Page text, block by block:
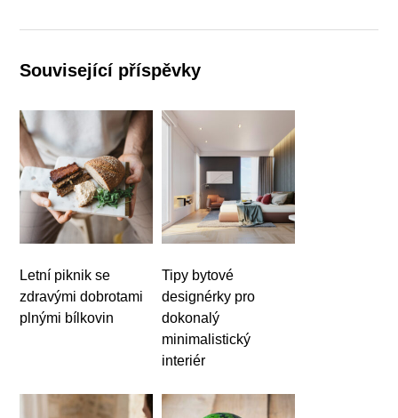
Související příspěvky
Letní piknik se
zdravými dobrotami
plnými bílkovin
Tipy bytové
designérky pro
dokonalý
minimalistický
interiér